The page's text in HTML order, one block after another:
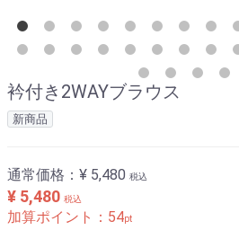
衿付き2WAYブラウス
新商品
通常価格： ¥ 5,480 税込
¥ 5,480 税込
加算ポイント： 54pt